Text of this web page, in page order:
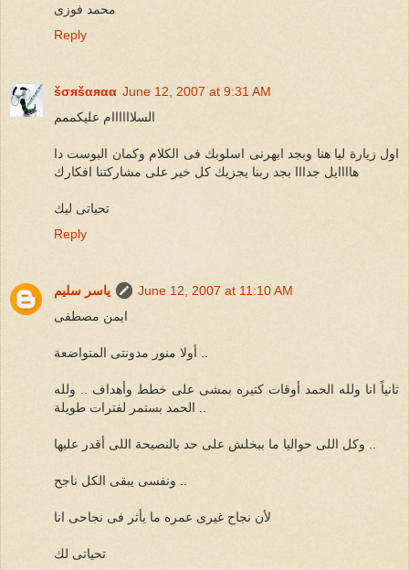
محمد فوزى
Reply
šσяšαяαα June 12, 2007 at 9:31 AM
السلاااااام عليكممم
اول زيارة ليا هنا وبجد ابهرنى اسلوبك فى الكلام وكمان البوست دا
هاااايل جدااا بجد ربنا يجزيك كل خير على مشاركتنا افكارك
تحياتى ليك
Reply
ياسر سليم
June 12, 2007 at 11:10 AM
ايمن مصطفى
ثانياً انا ولله الحمد أوقات كتيره بمشى على خطط وأهداف .. ولله
لأن نجاح غيرى عمره ما يأثر فى نجاحى انا
تحياتى لك